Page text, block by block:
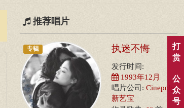
推荐唱片
专辑 执迷不悔
发行时间:
1993年12月
唱片公司: Cinepoly
新艺宝
打
赏
公
众
号